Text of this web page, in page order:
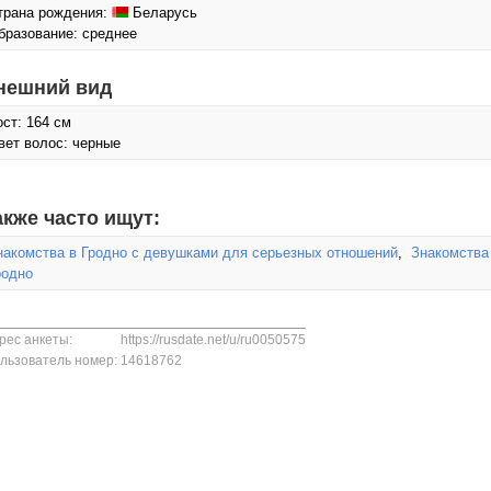
рождения:
Беларусь
среднее
вид
164 см
волос: черные
часто ищут:
в Гродно с девушками для серьезных отношений,
анкеты:
https://rusdate.net/u/ru0050575
номер: 14618762